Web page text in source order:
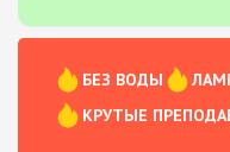
БЕЗ ВОДЫ
КРУТЫЕ